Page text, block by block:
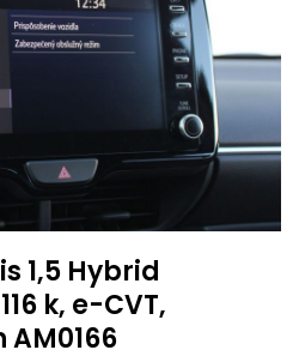
1,5 Hybrid
k, e-CVT,